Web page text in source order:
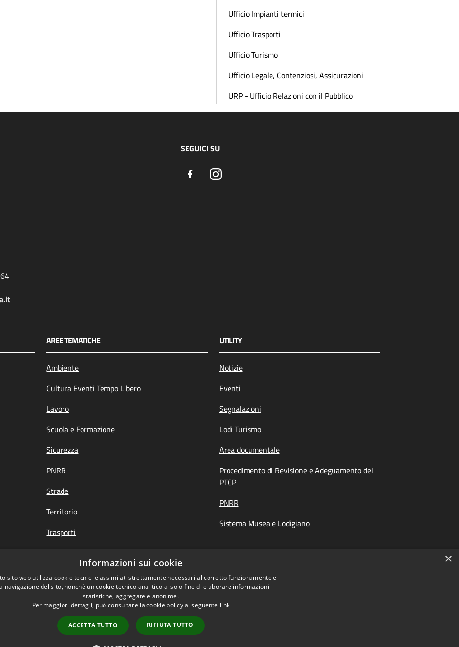
Ufficio Impianti termici
Ufficio Trasporti
Ufficio Turismo
Ufficio Legale, Contenziosi, Assicurazioni
URP - Ufficio Relazioni con il Pubblico
SEGUICI SU
FacebookInstagram
AREE TEMATICHE
Ambiente
Cultura Eventi Tempo Libero
Lavoro
Scuola e Formazione
Sicurezza
PNRR
Strade
Territorio
Trasporti
UTILITY
Notizie
Eventi
Segnalazioni
Lodi Turismo
Area documentale
Procedimento di Revisione e Adeguamento del
PTCP
PNRR
Sistema Museale Lodigiano
di Feedback |Obiettivi accessibilità
Mappa del sito Copyright © 2026 • Provincia di Lodi • Powered by
×
Informazioni sui cookie
sito web utilizza cookie tecnici e assimilati strettamente necessari al corretto funzionamento e
navigazione del sito, nonché un cookie tecnico analitico al solo fine di elaborare informazioni
statistiche, aggregate e anonime.
Per maggiori dettagli, può consultare la cookie policy al seguente link
ACCETTA TUTTO RIFIUTA TUTTO